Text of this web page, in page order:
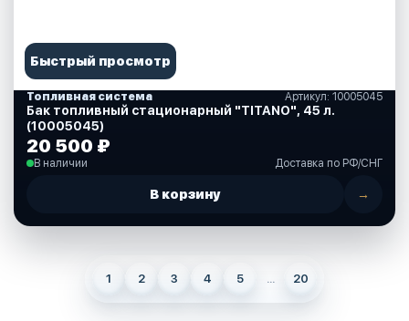
Быстрый просмотр
Топливная система Артикул: 10005045
Бак топливный стационарный "TITANO", 45 л.
(10005045)
20 500 ₽
В наличии Доставка по РФ/СНГ
В корзину →
1 2 3 4 5 ... 20